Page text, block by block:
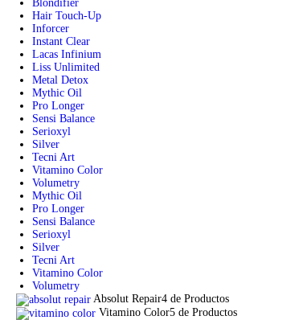
Blondifier
Hair Touch-Up
Inforcer
Instant Clear
Lacas Infinium
Liss Unlimited
Metal Detox
Mythic Oil
Pro Longer
Sensi Balance
Serioxyl
Silver
Tecni Art
Vitamino Color
Volumetry
Mythic Oil
Pro Longer
Sensi Balance
Serioxyl
Silver
Tecni Art
Vitamino Color
Volumetry
Absolut Repair4 de Productos
Vitamino Color5 de Productos